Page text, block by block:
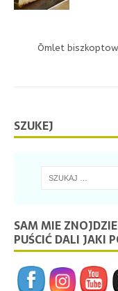
Ōmlet
SZUKEJ
SAM MIE
PUŚCIĆ DALI JAKI